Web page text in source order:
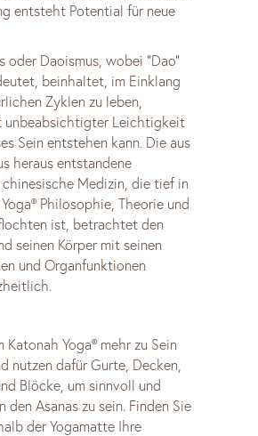
entsteht Potential für neue
oder Daoismus, wobei “Dao”
beinhaltet, im Einklang
Zyklen zu leben,
unbeabsichtigter Leichtigkeit
Sein entstehen kann. Die aus
heraus entstandene
Medizin, die tief in
Philosophie, Theorie und
ist, betrachtet den
seinen Körper mit seinen
und Organfunktionen
Katonah Yoga® mehr zu Sein
nutzen dafür Gurte, Decken,
Blöcke, um sinnvoll und
den Asanas zu sein. Finden Sie
der Yogamatte Ihre